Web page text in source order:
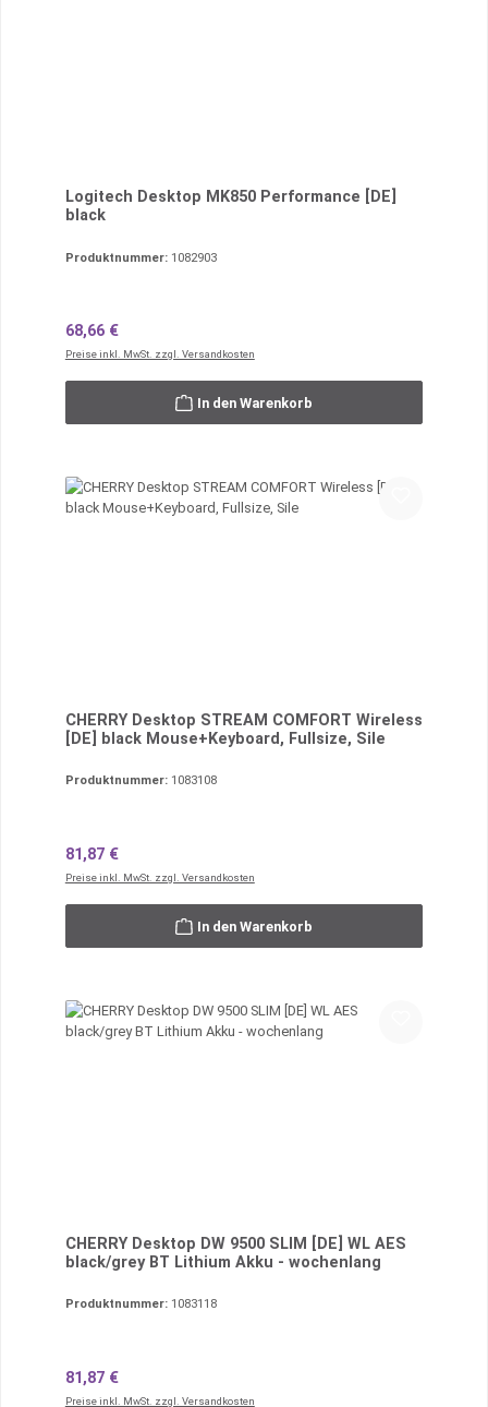
Logitech Desktop MK850 Performance [DE]
black
Produktnummer: 1082903
Regulärer Preis:
68,66 €
Preise inkl. MwSt. zzgl. Versandkosten
In den Warenkorb
CHERRY Desktop STREAM COMFORT Wireless
[DE] black Mouse+Keyboard, Fullsize, Sile
Produktnummer: 1083108
Regulärer Preis:
81,87 €
Preise inkl. MwSt. zzgl. Versandkosten
In den Warenkorb
CHERRY Desktop DW 9500 SLIM [DE] WL AES
black/grey BT Lithium Akku - wochenlang
Produktnummer: 1083118
Regulärer Preis:
81,87 €
Preise inkl. MwSt. zzgl. Versandkosten